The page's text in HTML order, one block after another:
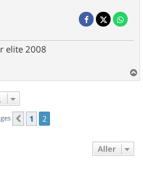
elite 2008
a
Précédent
1 2
Aller